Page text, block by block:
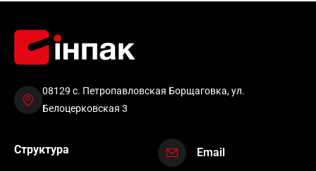
08129 с. Петропавловская Борщаговка, ул.
Белоцерковская 3
Структура Email